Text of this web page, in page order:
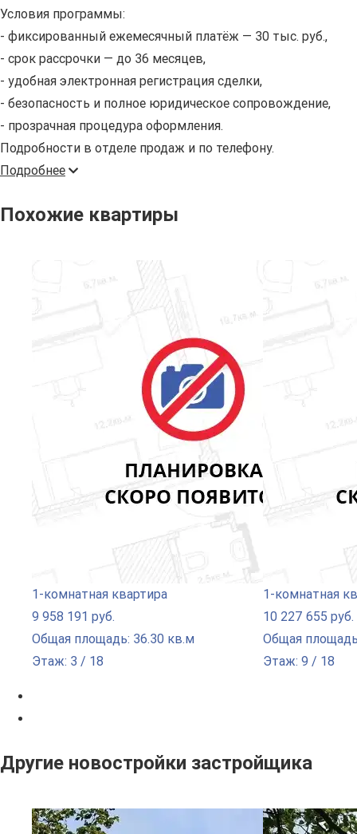
Условия программы:
- фиксированный ежемесячный платёж — 30 тыс. руб.,
- срок рассрочки — до 36 месяцев,
- удобная электронная регистрация сделки,
- безопасность и полное юридическое сопровождение,
- прозрачная процедура оформления.
Подробности в отделе продаж и по телефону.
Подробнее
Похожие квартиры
1-комнатная квартира
9 958 191 руб.
Общая площадь: 36.30 кв.м
Этаж: 3 / 18
1-комнатная
10 227 655 руб.
Общая
Этаж: 9 / 18
Другие новостройки застройщика